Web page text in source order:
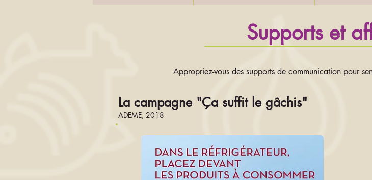
Supports et
Appropriez-vous des supports de communication pour
La campagne "Ça suffit le gâchis"
ADEME, 2018